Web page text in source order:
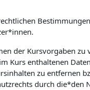
der Kursvorgaben
Kurs enthaltenen
zu entfernen
durch die*den